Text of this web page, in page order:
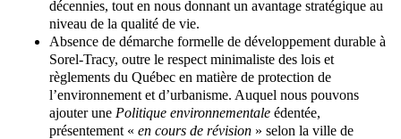
décennies, tout en nous donnant un avantage stratégique au
niveau de la qualité de vie.
Absence de démarche formelle de développement durable à
Sorel-Tracy, outre le respect minimaliste des lois et
règlements du Québec en matière de protection de
l’environnement et d’urbanisme. Auquel nous pouvons
ajouter une Politique environnementale édentée,
présentement « en cours de révision » selon la ville de